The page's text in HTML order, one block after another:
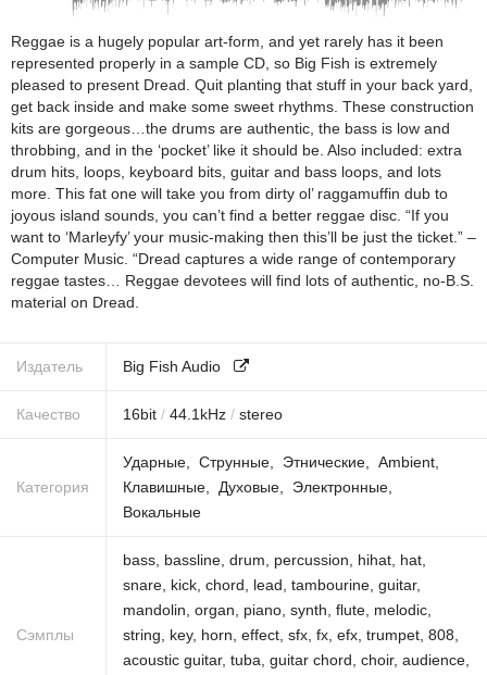
Reggae is a hugely popular art-form, and yet rarely has it been
represented properly in a sample CD, so Big Fish is extremely
pleased to present Dread. Quit planting that stuff in your back yard,
get back inside and make some sweet rhythms. These construction
kits are gorgeous…the drums are authentic, the bass is low and
throbbing, and in the ‘pocket’ like it should be. Also included: extra
drum hits, loops, keyboard bits, guitar and bass loops, and lots
more. This fat one will take you from dirty ol’ raggamuffin dub to
joyous island sounds, you can’t find a better reggae disc. “If you
want to ‘Marleyfy’ your music-making then this’ll be just the ticket.” –
Computer Music. “Dread captures a wide range of contemporary
reggae tastes… Reggae devotees will find lots of authentic, no-B.S.
material on Dread.
Издатель Big Fish Audio
Качество 16bit / 44.1 kHz / stereo
Категория
Ударные Струнные Этнические
Ambient
Клавишные
Духовые
Электронные
Вокальные
Сэмплы
bass bassline drum percussion hihat hat
snare kick chord lead tambourine guitar,
mandolin organ piano synth flute melodic
string
key, horn effect sfx fx efx trumpet 808
acoustic guitar, tuba guitar chord choir, audience